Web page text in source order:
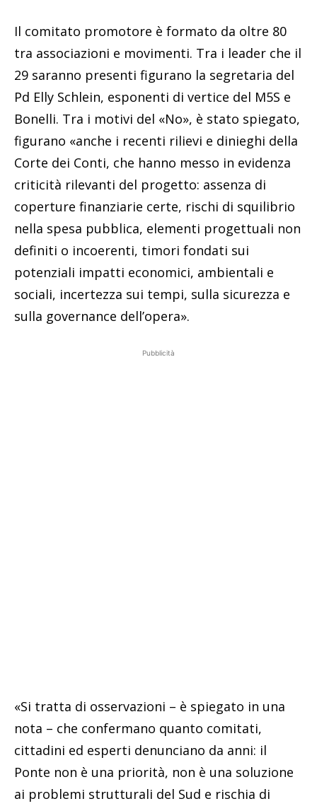
Il comitato promotore è formato da oltre 80
tra associazioni e movimenti. Tra i leader che il
29 saranno presenti figurano la segretaria del
Pd Elly Schlein, esponenti di vertice del M5S e
Bonelli. Tra i motivi del «No», è stato spiegato,
figurano «anche i recenti rilievi e dinieghi della
Corte dei Conti, che hanno messo in evidenza
criticità rilevanti del progetto: assenza di
coperture finanziarie certe, rischi di squilibrio
nella spesa pubblica, elementi progettuali non
definiti o incoerenti, timori fondati sui
potenziali impatti economici, ambientali e
sociali, incertezza sui tempi, sulla sicurezza e
sulla governance dell’opera».
Pubblicità
«Si tratta di osservazioni – è spiegato in una
nota – che confermano quanto comitati,
cittadini ed esperti denunciano da anni: il
Ponte non è una priorità, non è una soluzione
ai problemi strutturali del Sud e rischia di